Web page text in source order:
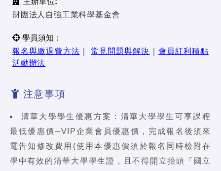
財團法人自強工業科學基金會
學員須知：
報名與繳退費方法
常見問題與解決
會員紅利積點
活動辦法
注意事項
清華大學學生優惠方案：清華大學學生可享課程
最低優惠價─VIP企業會員優惠價，完成報名後須來
電告知修改費用(使用本優惠價須於報名同時檢附在
學中有效的清華大學學生證，且不得開立抬頭「國立